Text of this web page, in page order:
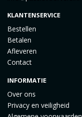
KLANTENSERVICE
Bestellen
Betalen
Afleveren
Contact
INFORMATIE
Over ons
Privacy en veiligheid